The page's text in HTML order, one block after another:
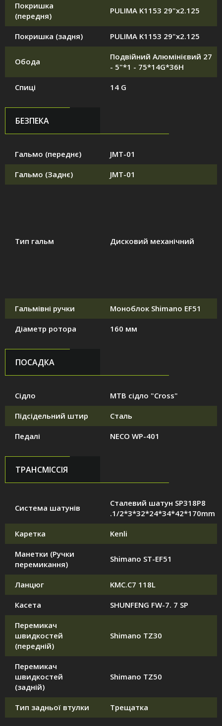
Покришка
(передня)
PULIMA K1153 29"x2.125
Покришка (задня) PULIMA K1153 29"x2.125
Обода
Подвійний Алюмінієвий 27
- 5"*1 - 75*14G*36H
Спиці 14 G
БЕЗПЕКА
Гальмо (переднє) JMT-01
Гальмо (Заднє) JMT-01
Тип гальм Дисковий механічний
Гальмівні ручки Моноблок Shimano EF51
Діаметр ротора 160 мм
ПОСАДКА
Сідло MTB сідло "Cross"
Підсідельний штир Сталь
Педалі NECO WP-401
ТРАНСМІССІЯ
Система шатунів
Сталевий шатун SP318P8
.1/2*3*32*24*34*42*170mm
Каретка Kenli
Манетки (Ручки
перемикання)
Shimano ST-EF51
Ланцюг KMC.C7 118L
Касета SHUNFENG FW-7. 7 SP
Перемикач
швидкостей
(передній)
Shimano TZ30
Перемикач
швидкостей
(задній)
Shimano TZ50
Тип задньої втулки Трещатка